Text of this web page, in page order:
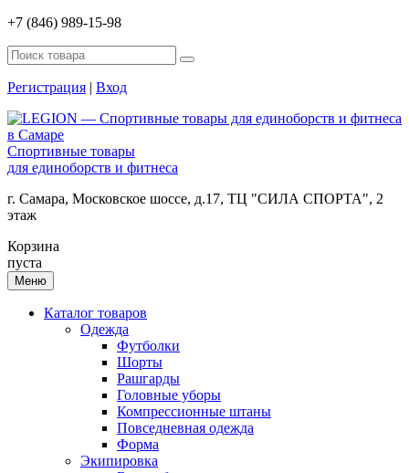
+7 (846) 989-15-98
Регистрация | Вход
Спортивные товары
для единоборств и фитнеса
г. Самара, Московское шоссе, д.17, ТЦ "СИЛА СПОРТА", 2
этаж
Корзина
пуста
Меню
Каталог товаров
Одежда
Футболки
Шорты
Рашгарды
Головные уборы
Компрессионные штаны
Повседневная одежда
Форма
Экипировка